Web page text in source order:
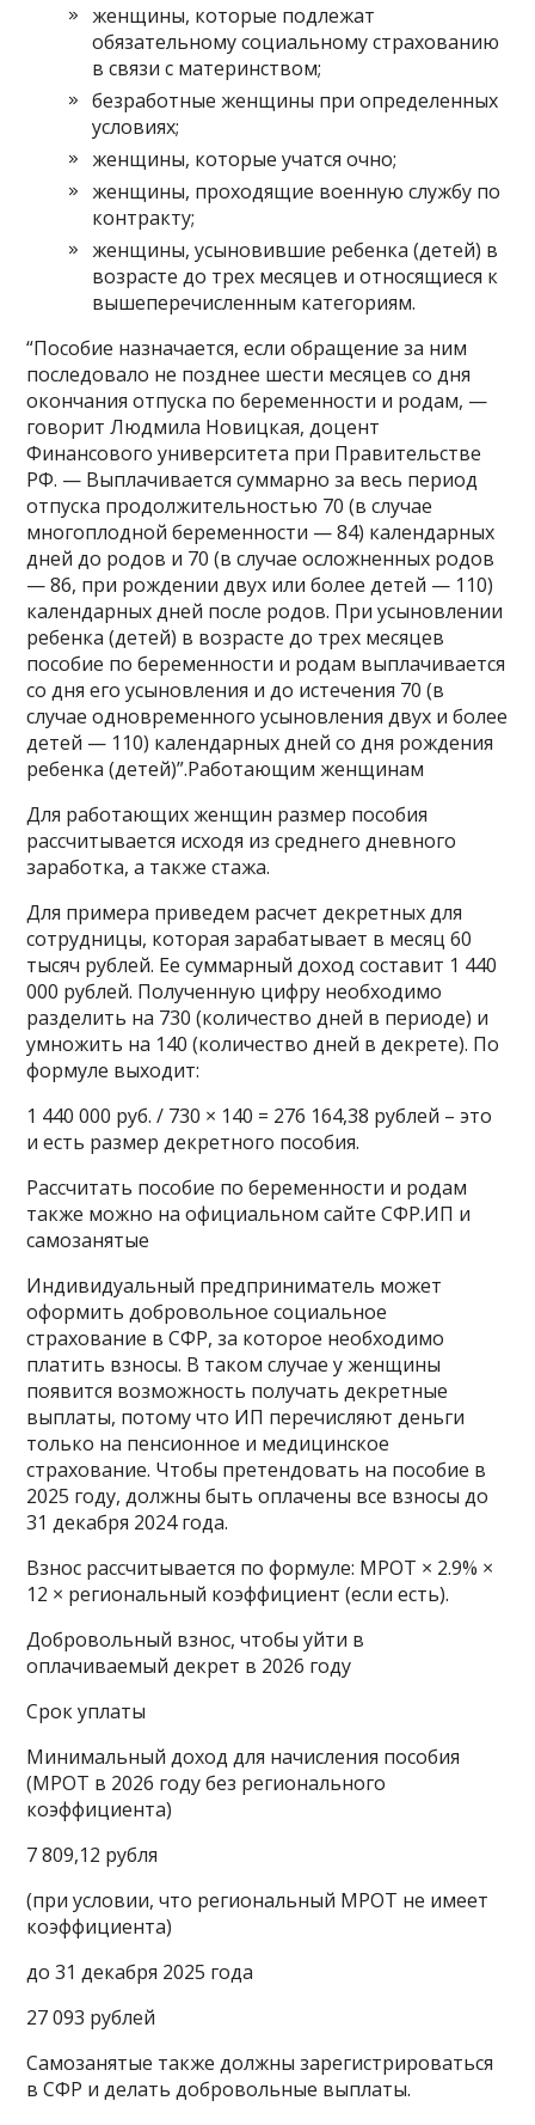
женщины, которые подлежат
обязательному социальному страхованию
в связи с материнством;
безработные женщины при определенных
условиях;
женщины, которые учатся очно;
женщины, проходящие военную службу по
контракту;
женщины, усыновившие ребенка (детей) в
возрасте до трех месяцев и относящиеся к
вышеперечисленным категориям.
“Пособие назначается, если обращение за ним
последовало не позднее шести месяцев со дня
окончания отпуска по беременности и родам, —
говорит Людмила Новицкая, доцент
Финансового университета при Правительстве
РФ. — Выплачивается суммарно за весь период
отпуска продолжительностью 70 (в случае
многоплодной беременности — 84) календарных
дней до родов и 70 (в случае осложненных родов
— 86, при рождении двух или более детей — 110)
календарных дней после родов. При усыновлении
ребенка (детей) в возрасте до трех месяцев
пособие по беременности и родам выплачивается
со дня его усыновления и до истечения 70 (в
случае одновременного усыновления двух и более
детей — 110) календарных дней со дня рождения
ребенка (детей)”.Работающим женщинам
Для работающих женщин размер пособия
рассчитывается исходя из среднего дневного
заработка, а также стажа.
Для примера приведем расчет декретных для
сотрудницы, которая зарабатывает в месяц 60
тысяч рублей. Ее суммарный доход составит 1 440
000 рублей. Полученную цифру необходимо
разделить на 730 (количество дней в периоде) и
умножить на 140 (количество дней в декрете). По
формуле выходит:
1 440 000 руб. / 730 × 140 = 276 164,38 рублей – это
и есть размер декретного пособия.
Рассчитать пособие по беременности и родам
также можно на официальном сайте СФР.ИП и
самозанятые
Индивидуальный предприниматель может
оформить добровольное социальное
страхование в СФР, за которое необходимо
платить взносы. В таком случае у женщины
появится возможность получать декретные
выплаты, потому что ИП перечисляют деньги
только на пенсионное и медицинское
страхование. Чтобы претендовать на пособие в
2025 году, должны быть оплачены все взносы до
31 декабря 2024 года.
Взнос рассчитывается по формуле: МРОТ × 2.9% ×
12 × региональный коэффициент (если есть).
Добровольный взнос, чтобы уйти в
оплачиваемый декрет в 2026 году
Срок уплаты
Минимальный доход для начисления пособия
(МРОТ в 2026 году без регионального
коэффициента)
7 809,12 рубля
(при условии, что региональный МРОТ не имеет
коэффициента)
до 31 декабря 2025 года
27 093 рублей
Самозанятые также должны зарегистрироваться
в СФР и делать добровольные выплаты.